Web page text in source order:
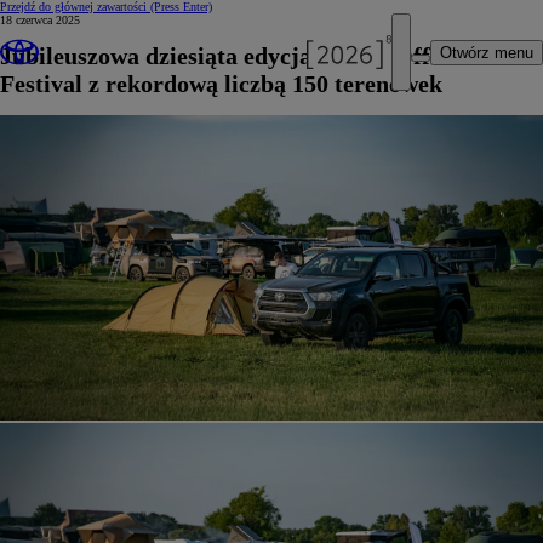
Przejdź do głównej zawartości (Press Enter)
Otwórz menu
18 czerwca 2025
Jubileuszowa dziesiąta edycja Toyota Off-Road
Festival z rekordową liczbą 150 terenówek